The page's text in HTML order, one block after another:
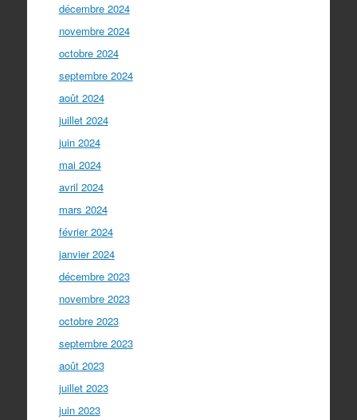
décembre 2024
novembre 2024
octobre 2024
septembre 2024
août 2024
juillet 2024
juin 2024
mai 2024
avril 2024
mars 2024
février 2024
janvier 2024
décembre 2023
novembre 2023
octobre 2023
septembre 2023
août 2023
juillet 2023
juin 2023